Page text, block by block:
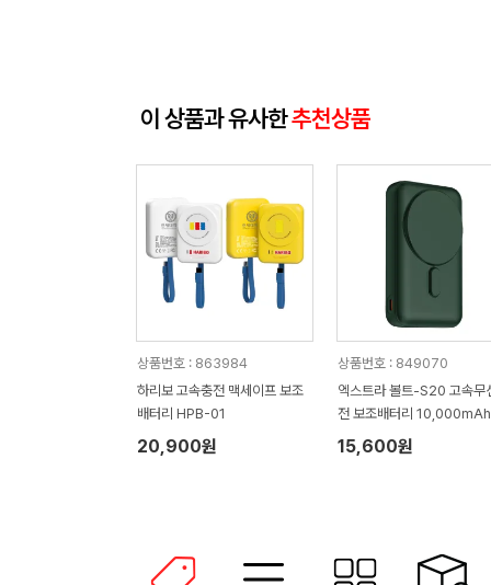
이 상품과 유사한추천상품
상품번호 : 863984
하리보 고속충전 맥세이프 보조
배터리 HPB-01
20,900원
상품번호 : 849070
엑스트라 볼트-S20 고속무
전 보조배터리 10,000mAh
15,600원